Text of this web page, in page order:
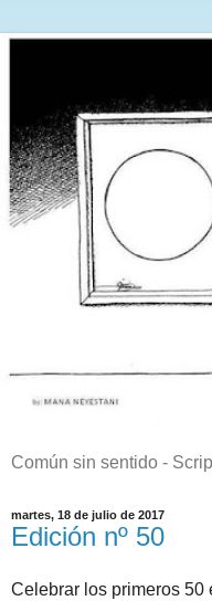
Común sin sentido -
martes, 18 de julio de 2017
Edición nº 50
Celebrar los primeros 50